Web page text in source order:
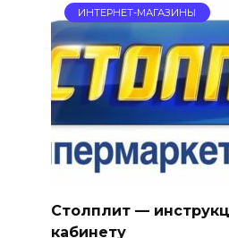
ИНТЕРНЕТ-МАГАЗИНЫ
Столплит —
кабинету